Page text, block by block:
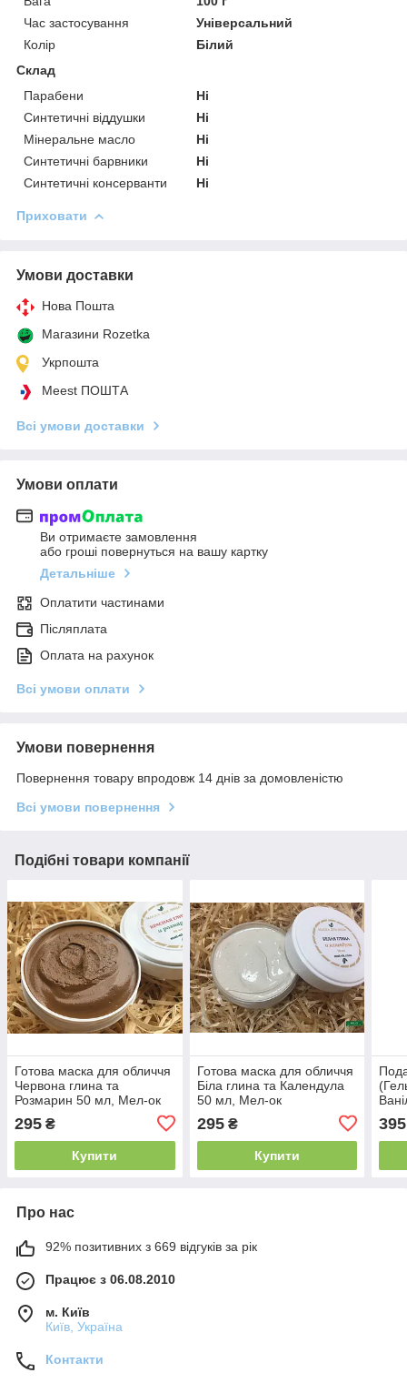
Час застосування
Універсальний
Колір
Білий
Склад
Парабени
Ні
Синтетичні віддушки
Ні
Мінеральне масло
Ні
Синтетичні барвники
Ні
Синтетичні консерванти
Ні
Приховати
Умови доставки
Нова Пошта
Магазини Rozetka
Укрпошта
Meest ПОШТА
Всі умови доставки
Умови оплати
Ви отримаєте замовлення
або гроші повернуться на вашу картку
Детальніше
Оплатити частинами
Післяплата
Оплата на рахунок
Всі умови оплати
Умови повернення
Повернення товару впродовж 14 днів за домовленістю
Всі умови повернення
Подібні товари компанії
Готова маска для обличчя
Червона глина та
Розмарин 50 мл, Мел-ок
295 ₴
Купити
Готова маска для обличчя
Біла глина та Календула
50 мл, Мел-ок
295₴
Купити
395
Про нас
92% позитивних з 669 відгуків за рік
Працює з 06.08.2010
м. Київ
Київ, Україна
Контакти